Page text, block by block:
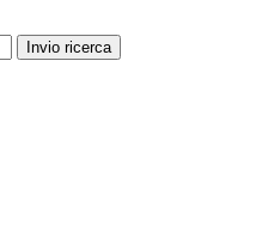
Invio ricerca